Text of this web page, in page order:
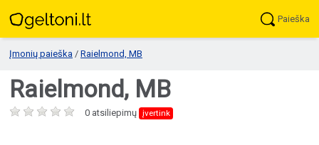
Paieška
Įmonių paieška / Raielmond, MB
Raielmond, MB
0 atsiliepimų įvertink